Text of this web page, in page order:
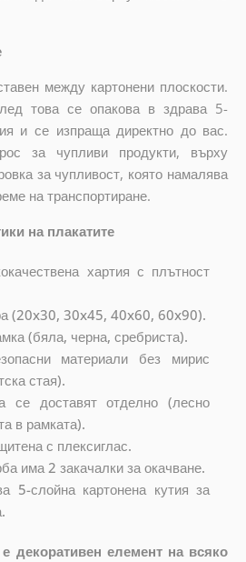
между картонени плоскости.
това се опакова в здрава 5-
и се изпраща директно до вас.
за чупливи продукти, върху
за чупливост, която намалява
на транспортиране.
на плакатите
хартия с плътност
(20x30, 30x45, 40x60, 60x90).
(бяла, черна, сребриста).
материали без мирис
стая).
се доставят отделно (лесно
в рамката).
с плексиглас.
има 2 закачалки за окачване.
5-слойна картонена кутия за
декоративен елемент на всяко